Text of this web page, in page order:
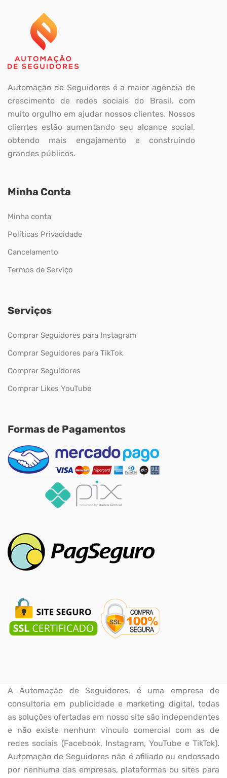
Automação de Seguidores é a maior agência de
crescimento de redes sociais do Brasil, com
muito orgulho em ajudar nossos clientes. Nossos
clientes estão aumentando seu alcance social,
obtendo mais engajamento e construindo
grandes públicos.
Minha Conta
Minha conta
Políticas Privacidade
Cancelamento
Termos de Serviço
Serviços
Comprar Seguidores para Instagram
Comprar Seguidores para TikTok
Comprar Seguidores
Comprar Likes YouTube
Formas de Pagamentos
A Automação de Seguidores, é uma empresa de
consultoria em publicidade e marketing digital, todas
as soluções ofertadas em nosso site são independentes
e não existe nenhum vínculo comercial com as de
redes sociais (Facebook, Instagram, YouTube e TikTok).
Automação de Seguidores não é afiliado ou endossado
por nenhuma das empresas, plataformas ou sites para